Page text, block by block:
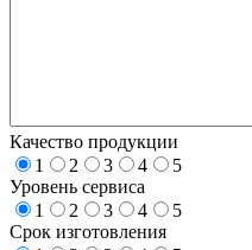
Качество продукции
1
2 3 4
5
Уровень сервиса
1
2 3 4
5
Срок изготовления